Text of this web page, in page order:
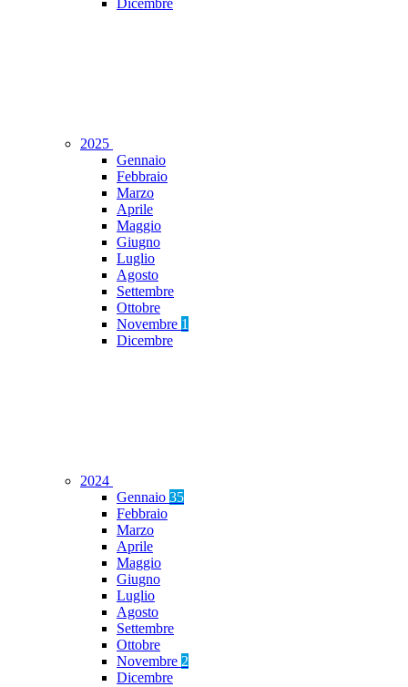
Dicembre
2025
Gennaio
Febbraio
Marzo
Aprile
Maggio
Giugno
Luglio
Agosto
Settembre
Ottobre
Novembre 1
Dicembre
2024
Gennaio 35
Febbraio
Marzo
Aprile
Maggio
Giugno
Luglio
Agosto
Settembre
Ottobre
Novembre 2
Dicembre